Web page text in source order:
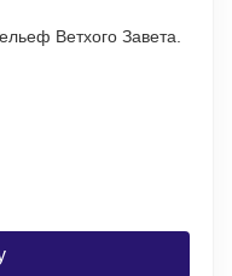
Ветхого Завета.